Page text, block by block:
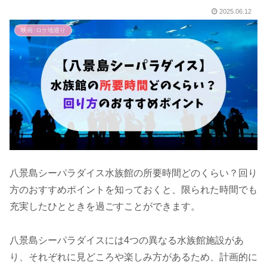
2025.06.12
映画･ロケ地巡り
八景島シーパラダイス水族館の所要時間どのくらい？回り
方のおすすめポイントを知っておくと、限られた時間でも
充実したひとときを過ごすことができます。
八景島シーパラダイスには4つの異なる水族館施設があ
り、それぞれに見どころや楽しみ方があるため、計画的に